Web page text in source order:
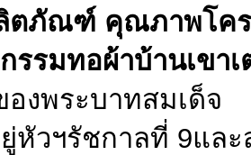
ตภัณฑ์ คุณภาพโคร
รรมทอผ้าบ้านเขาเ
องพระบาทสมเด็จ
หัวฯรัชกาลที่ 9และ